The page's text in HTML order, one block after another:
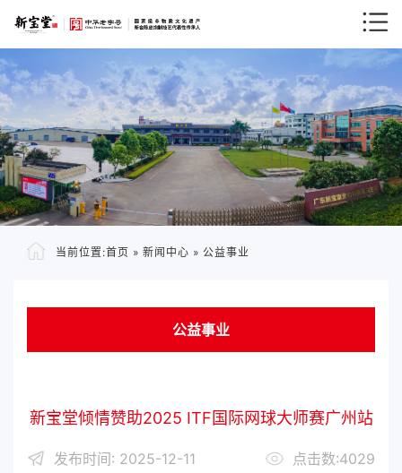
当前位置:首页 » 新闻中心 » 公益事业
公益事业
新宝堂倾情赞助2025 ITF国际网球大师赛广州站
发布时间: 2025-12-11 点击数:4029